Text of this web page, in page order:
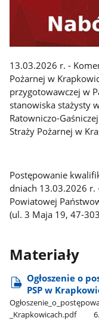
13.03.2026 r. -
Pożarnej w
przygotowawczej w
stanowiska stażysty
Ratowniczo-
Straży Pożarnej w
Postępowanie
dniach 13.03.2026
Powiatowej
(ul. 3 Maja 19, 47-
Materiały
Ogłoszenie o
PSP w
_Krapkowicach.pdf